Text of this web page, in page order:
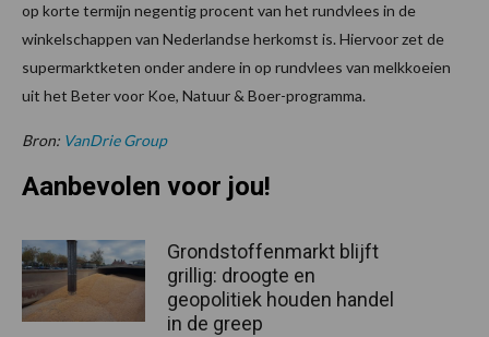
op korte termijn negentig procent van het rundvlees in de
winkelschappen van Nederlandse herkomst is. Hiervoor zet de
supermarktketen onder andere in op rundvlees van melkkoeien
uit het Beter voor Koe, Natuur & Boer-programma.
Bron: VanDrie Group
Aanbevolen voor jou!
Grondstoffenmarkt blijft
grillig: droogte en
geopolitiek houden handel
in de greep